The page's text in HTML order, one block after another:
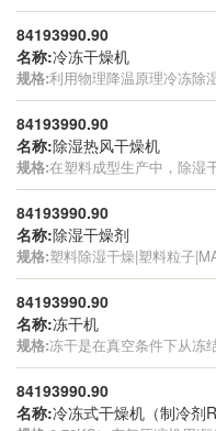
84193990.90
名称:冷冻干燥机
规格:利用物理降温原理冷冻除
84193990.90
名称:除湿热风干燥机
规格:在塑料成型生产中，除湿
84193990.90
名称:除湿干燥剂
规格:塑料除湿干燥|塑料粒子
84193990.90
名称:冻干机
规格:冻干是在真空条件下从冻
84193990.90
名称:冷冻式干燥机（制冷剂